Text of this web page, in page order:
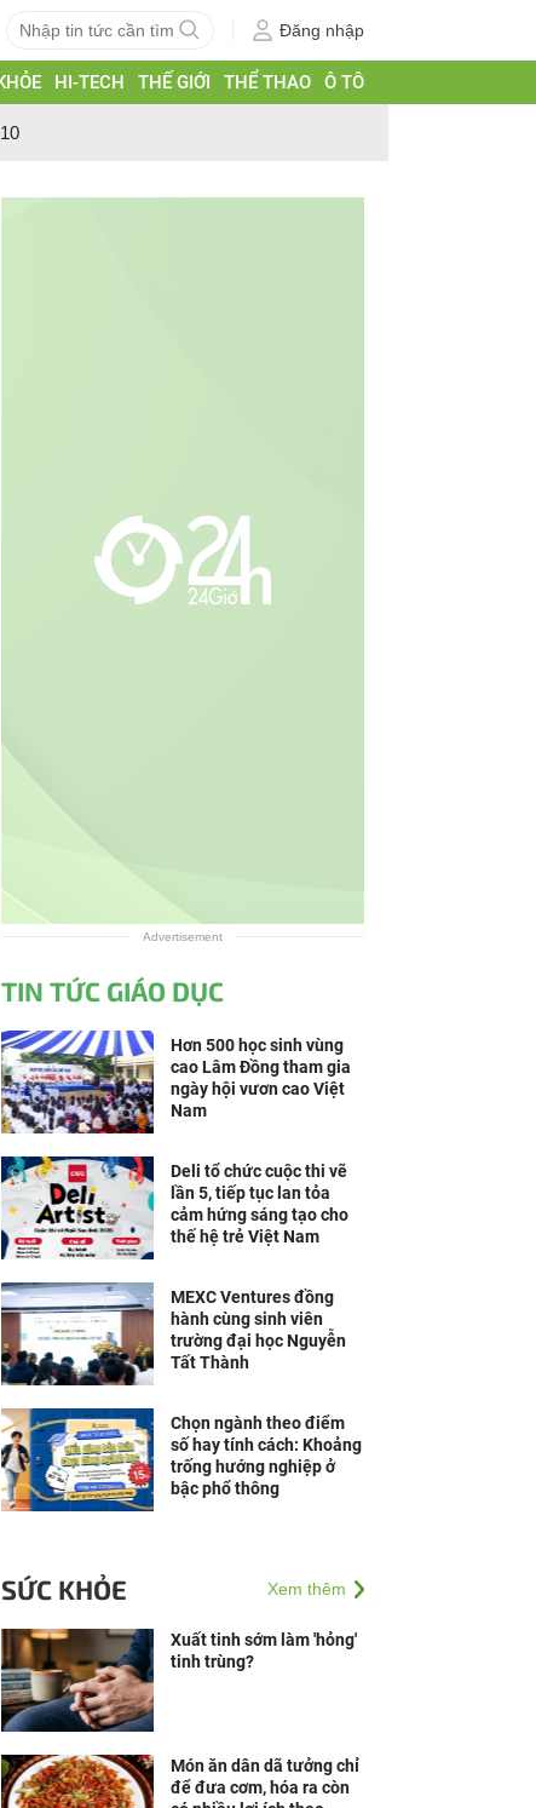
Đăng nhập
HI-TECH THẾ GIỚI THỂ THAO Ô TÔ
Advertisement
TIN TỨC GIÁO DỤC
Hơn 500 học sinh vùng
cao Lâm Đồng tham gia
ngày hội vươn cao Việt
Nam
Deli tổ chức cuộc thi vẽ
lần 5, tiếp tục lan tỏa
cảm hứng sáng tạo cho
thế hệ trẻ Việt Nam
MEXC Ventures đồng
hành cùng sinh viên
trường đại học Nguyễn
Tất Thành
Chọn ngành theo điểm
số hay tính cách: Khoảng
trống hướng nghiệp ở
bậc phổ thông
SỨC KHỎE Xem thêm
Xuất tinh sớm làm 'hỏng'
tinh trùng?
Món ăn dân dã tưởng chỉ
để đưa cơm, hóa ra còn